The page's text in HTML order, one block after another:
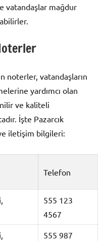
vatandaşlar mağdur
noterler, vatandaşların
yardımcı olan
ve kaliteli
İşte Pazarcık
iletişim bilgileri:
Telefon
555 123
4567
555 987